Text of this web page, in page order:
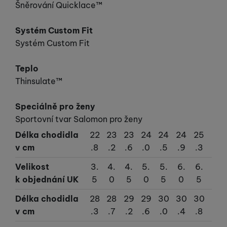
Šněrování Quicklace™
Systém Custom Fit
Systém Custom Fit
Teplo
Thinsulate™
Speciálně pro ženy
Sportovní tvar Salomon pro ženy
Délka chodidla
v cm
22
.8
23
.2
23
.6
24
.0
24
.5
24
.9
25
.3
Velikost
k objednání UK
3.
5
4.
0
4.
5
5.
0
5.
5
6.
0
6.
5
Délka chodidla
v cm
28
.3
28
.7
29
.2
29
.6
30
.0
30
.4
30
.8